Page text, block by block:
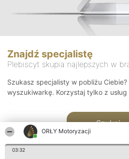
ORŁY Motoryzacji
03:32
Znajdź specjalistę
Plebiscyt skupia najlepszych w
Szukasz specjalisty w pobliżu
wyszukiwarkę. Korzystaj tylko z
Szukaj